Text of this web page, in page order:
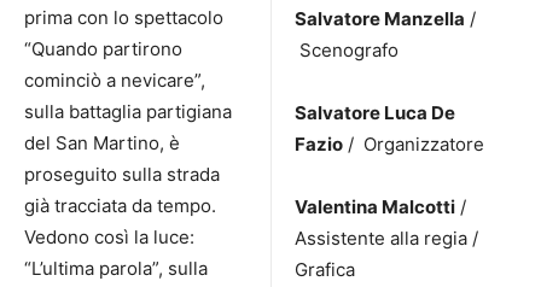
prima con lo spettacolo
“Quando partirono
cominciò a nevicare”,
sulla battaglia partigiana
del San Martino, è
proseguito sulla strada
già tracciata da tempo.
Vedono così la luce:
“L’ultima parola”, sulla
Salvatore Manzella /
Scenografo
Salvatore Luca De
Fazio / Organizzatore
Valentina Malcotti /
Assistente alla regia /
Grafica